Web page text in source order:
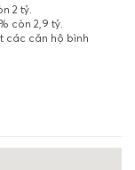
2 tỷ.
còn 2,9 tỷ.
các căn hộ bình